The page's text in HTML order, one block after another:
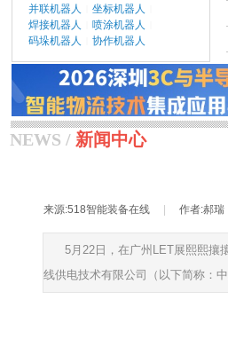
并联机器人 坐标机器人
焊接机器人 喷涂机器人
码垛机器人 协作机器人
NEWS / 新闻中心
来源:518智能装备在线 作者:郝瑞
5月22日，在广州LET展熙熙攘
线供电技术有限公司（以下简称：